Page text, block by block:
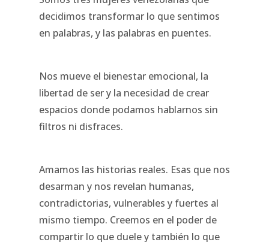
decidimos transformar lo que sentimos
en palabras, y las palabras en puentes.
Nos mueve el bienestar emocional, la
libertad de ser y la necesidad de crear
espacios donde podamos hablarnos sin
filtros ni disfraces.
Amamos las historias reales. Esas que nos
desarman y nos revelan humanas,
contradictorias, vulnerables y fuertes al
mismo tiempo. Creemos en el poder de
compartir lo que duele y también lo que